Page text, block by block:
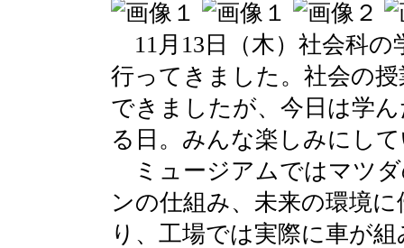
11月13日（木）社会科
行ってきました。社会の
できましたが、今日は学
る日。みんな楽しみにし
ミュージアムではマツ
ンの仕組み、未来の環境
り、工場では実際に車が